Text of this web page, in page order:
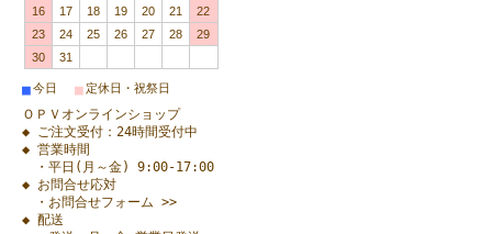
16
17 18 19 20 21
22
23
24 25 26 27 28
29
30
31
■今日 ■定休日・祝祭日
ＯＰＶオンラインショップ
◆ ご注文受付：24時間受付中
◆ 営業時間
・平日(月～金) 9:00-17:00
◆ お問合せ応対
・お問合せフォーム >>
◆ 配送